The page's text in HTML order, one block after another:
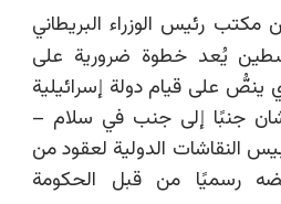
مكتب رئيس الوزراء البريطاني
يُعد خطوة ضرورية على
ينصُّ على قيام دولة إسرائيلية
جنبًا إلى جنب في سلام –
النقاشات الدولية لعقود من
رسميًا من قبل الحكومة